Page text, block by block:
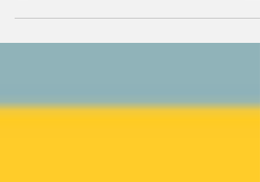
Campanha Nacional dos Bancários e
diretor do SindiBancarios João Climario, a